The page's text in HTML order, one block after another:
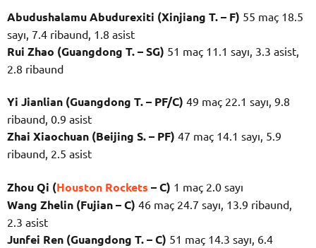
Abudushalamu Abudurexiti (Xinjiang T. – F) 55 maç 18.5
sayı, 7.4 ribaund, 1.8 asist
Rui Zhao (Guangdong T. – SG) 51 maç 11.1 sayı, 3.3 asist,
2.8 ribaund
Yi Jianlian (Guangdong T. – PF/C) 49 maç 22.1 sayı, 9.8
ribaund, 0.9 asist
Zhai Xiaochuan (Beijing S. – PF) 47 maç 14.1 sayı, 5.9
ribaund, 2.5 asist
Zhou Qi (Houston Rockets – C) 1 maç 2.0 sayı
Wang Zhelin (Fujian – C) 46 maç 24.7 sayı, 13.9 ribaund,
2.3 asist
Junfei Ren (Guangdong T. – C) 51 maç 14.3 sayı, 6.4